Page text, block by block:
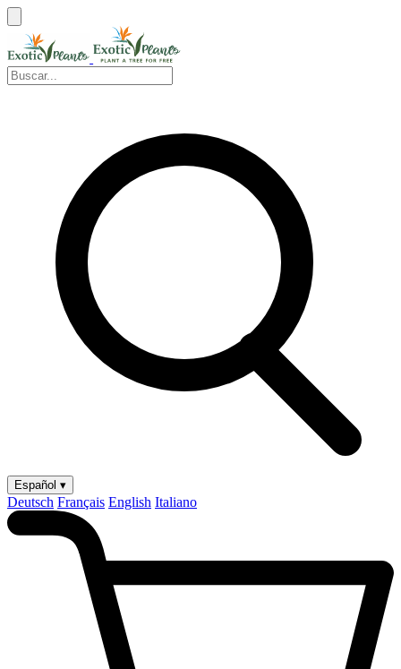
Español ▾
Deutsch Français English Italiano